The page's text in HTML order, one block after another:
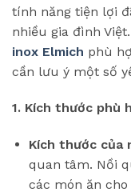
tính năng tiện lợi
nhiều gia đình
inox Elmich phù
cần lưu ý một số
1. Kích thước phù
Kích thước của
quan tâm. Nồi
các món ăn